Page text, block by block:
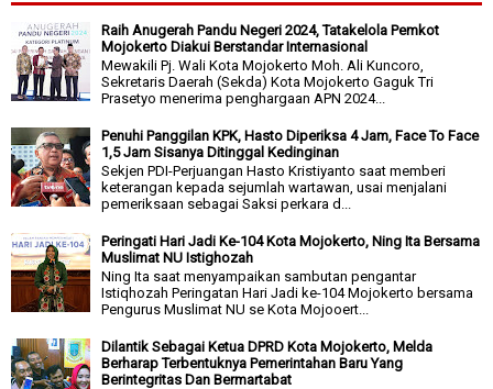
Raih Anugerah Pandu Negeri 2024, Tatakelola Pemkot
Mojokerto Diakui Berstandar Internasional
Mewakili Pj. Wali Kota Mojokerto Moh. Ali Kuncoro,
Sekretaris Daerah (Sekda) Kota Mojokerto Gaguk Tri
Prasetyo menerima penghargaan APN 2024...
Penuhi Panggilan KPK, Hasto Diperiksa 4 Jam, Face To Face
1,5 Jam Sisanya Ditinggal Kedinginan
Sekjen PDI-Perjuangan Hasto Kristiyanto saat memberi
keterangan kepada sejumlah wartawan, usai menjalani
pemeriksaan sebagai Saksi perkara d...
Peringati Hari Jadi Ke-104 Kota Mojokerto, Ning Ita Bersama
Muslimat NU Istighozah
Ning Ita saat menyampaikan sambutan pengantar
Istiqhozah Peringatan Hari Jadi ke-104 Mojokerto bersama
Pengurus Muslimat NU se Kota Mojooert...
Dilantik Sebagai Ketua DPRD Kota Mojokerto, Melda
Berharap Terbentuknya Pemerintahan Baru Yang
Berintegritas Dan Bermartabat